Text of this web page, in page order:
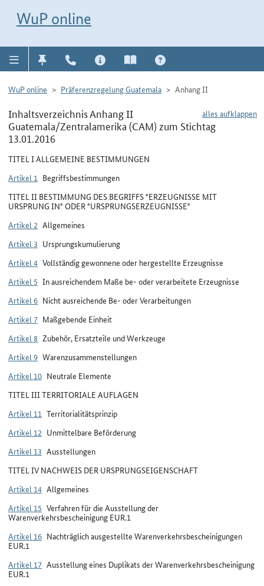
WuP online
WuP online Präferenzregelung Guatemala Anhang II
alles aufklappen
Inhaltsverzeichnis Anhang II
Guatemala/Zentralamerika (CAM) zum Stichtag
13.01.2016
TITEL I ALLGEMEINE BESTIMMUNGEN
Artikel 1 Begriffsbestimmungen
TITEL II BESTIMMUNG DES BEGRIFFS "ERZEUGNISSE MIT
URSPRUNG IN" ODER "URSPRUNGSERZEUGNISSE"
Artikel 2 Allgemeines
Artikel 3 Ursprungskumulierung
Artikel 4 Vollständig gewonnene oder hergestellte Erzeugnisse
Artikel 5 In ausreichendem Maße be- oder verarbeitete Erzeugnisse
Artikel 6 Nicht ausreichende Be- oder Verarbeitungen
Artikel 7 Maßgebende Einheit
Artikel 8 Zubehör, Ersatzteile und Werkzeuge
Artikel 9 Warenzusammenstellungen
Artikel 10 Neutrale Elemente
TITEL III TERRITORIALE AUFLAGEN
Artikel 11 Territorialitätsprinzip
Artikel 12 Unmittelbare Beförderung
Artikel 13 Ausstellungen
TITEL IV NACHWEIS DER URSPRUNGSEIGENSCHAFT
Artikel 14 Allgemeines
Artikel 15 Verfahren für die Ausstellung der
Warenverkehrsbescheinigung EUR.1
Artikel 16 Nachträglich ausgestellte Warenverkehrsbescheinigungen
EUR.1
Artikel 17 Ausstellung eines Duplikats der Warenverkehrsbescheinigung
EUR.1